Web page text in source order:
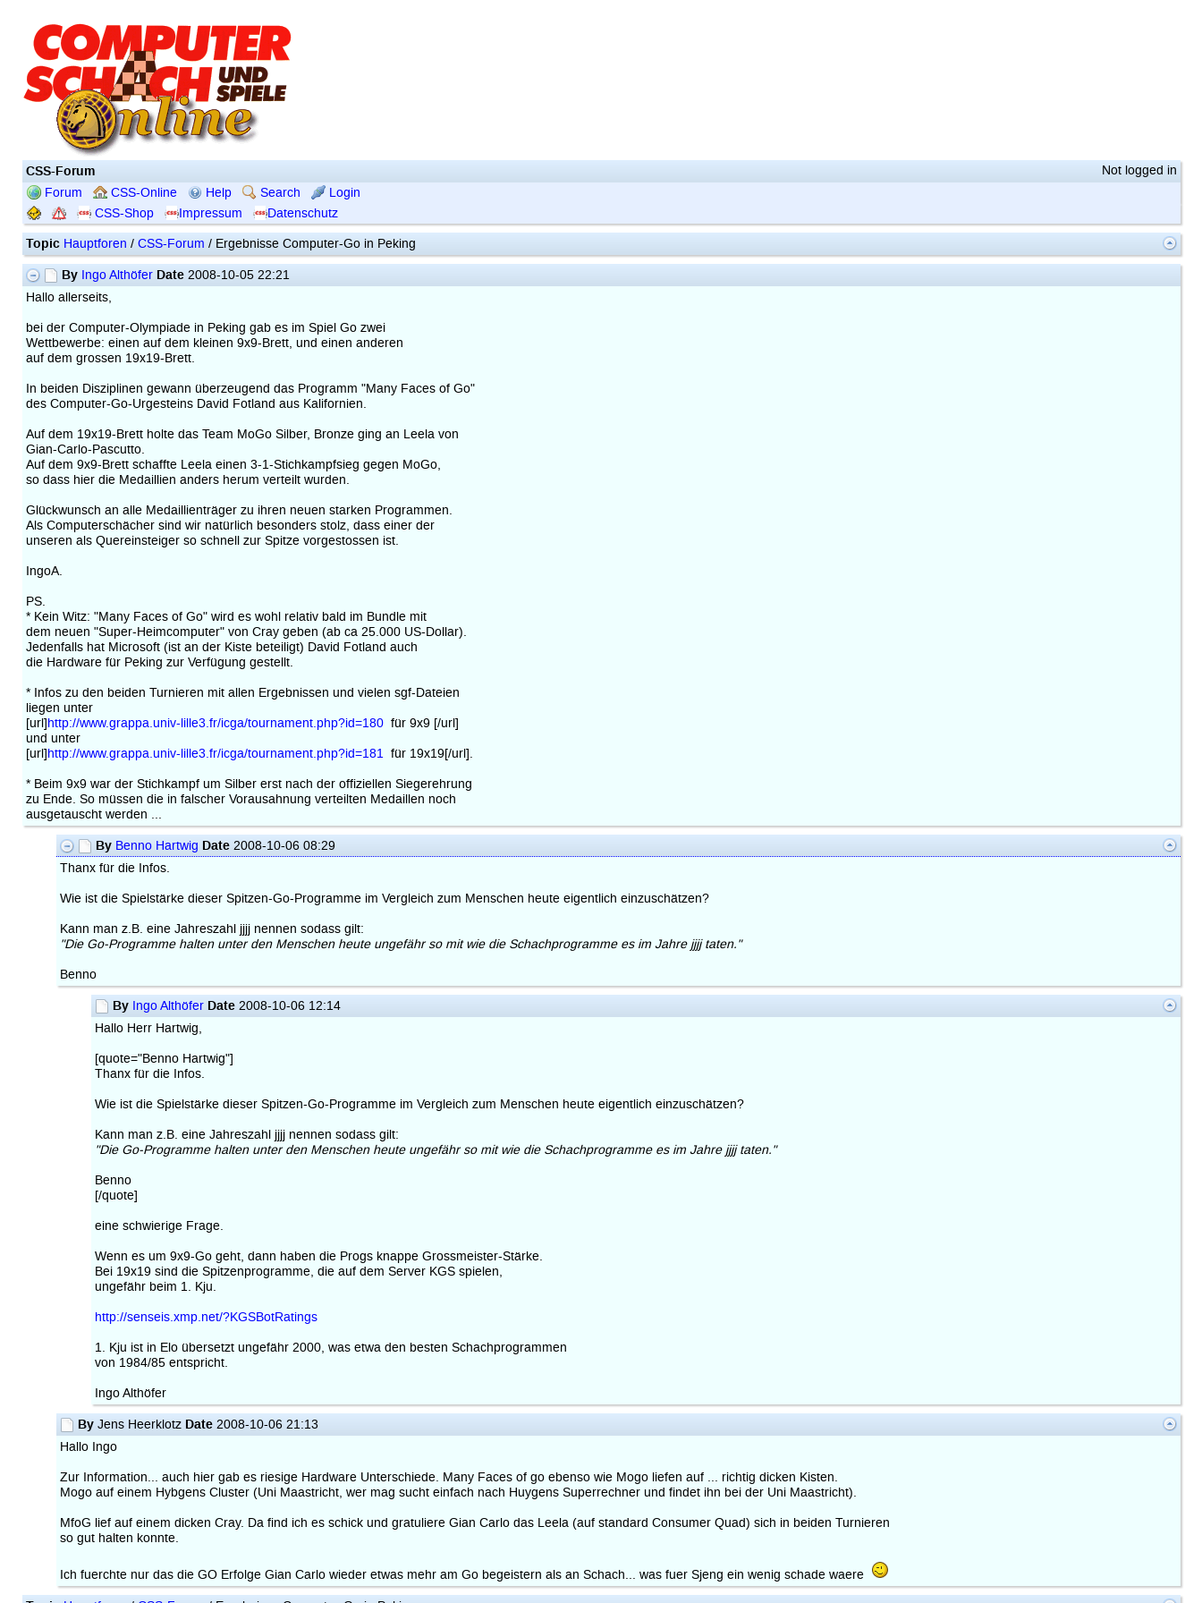
Not logged in
CSS-Forum
Forum CSS-Online Help Search
Login
CSS-Shop
Impressum Datenschutz
Topic Hauptforen / CSS-Forum / Ergebnisse Computer-Go in Peking
By Ingo Althöfer Date2008-10-05 22:21
Hallo allerseits,
bei der Computer-Olympiade in Peking gab es im Spiel Go zwei
Wettbewerbe: einen auf dem kleinen 9x9-Brett, und einen anderen
auf dem grossen 19x19-Brett.
In beiden Disziplinen gewann überzeugend das Programm "Many Faces of Go"
des Computer-Go-Urgesteins David Fotland aus Kalifornien.
Auf dem 19x19-Brett holte das Team MoGo Silber, Bronze ging an Leela von
Gian-Carlo-Pascutto.
Auf dem 9x9-Brett schaffte Leela einen 3-1-Stichkampfsieg gegen MoGo,
so dass hier die Medaillien anders herum verteilt wurden.
Glückwunsch an alle Medaillienträger zu ihren neuen starken Programmen.
Als Computerschächer sind wir natürlich besonders stolz, dass einer der
unseren als Quereinsteiger so schnell zur Spitze vorgestossen ist.
IngoA.
PS.
* Kein Witz: "Many Faces of Go" wird es wohl relativ bald im Bundle mit
dem neuen "Super-Heimcomputer" von Cray geben (ab ca 25.000 US-Dollar).
Jedenfalls hat Microsoft (ist an der Kiste beteiligt) David Fotland auch
die Hardware für Peking zur Verfügung gestellt.
* Infos zu den beiden Turnieren mit allen Ergebnissen und vielen sgf-Dateien
liegen unter
[url]http://www.grappa.univ-lille3.fr/icga/tournament.php?id=180für 9x9 [/url]
und unter
[url]http://www.grappa.univ-lille3.fr/icga/tournament.php?id=181für 19x19[/url].
* Beim 9x9 war der Stichkampf um Silber erst nach der offiziellen Siegerehrung
zu Ende. So müssen die in falscher Vorausahnung verteilten Medaillen noch
ausgetauscht werden ...
By Benno Hartwig Date 2008-10-06 08:29
Thanx für die Infos.
Wie ist die Spielstärke dieser Spitzen-Go-Programme im Vergleich zum Menschen heute eigentlich einzuschätzen?
Kann man z.B. eine Jahreszahl jjjj nennen sodass gilt:
"Die Go-Programme halten unter den Menschen heute ungefähr so mit wie die Schachprogramme es im Jahre jjjj taten."
Benno
By Ingo Althöfer Date 2008-10-06 12:14
Hallo Herr Hartwig,
[quote="Benno Hartwig"]
Thanx für die Infos.
Wie ist die Spielstärke dieser Spitzen-Go-Programme im Vergleich zum Menschen heute eigentlich einzuschätzen?
Kann man z.B. eine Jahreszahl jjjj nennen sodass gilt:
"Die Go-Programme halten unter den Menschen heute ungefähr so mit wie die Schachprogramme es im Jahre jjjj taten."
Benno
[/quote]
eine schwierige Frage.
Wenn es um 9x9-Go geht, dann haben die Progs knappe Grossmeister-Stärke.
Bei 19x19 sind die Spitzenprogramme, die auf dem Server KGS spielen,
ungefähr beim 1. Kju.
http://senseis.xmp.net/?KGSBotRatings
1. Kju ist in Elo übersetzt ungefähr 2000, was etwa den besten Schachprogrammen
von 1984/85 entspricht.
Ingo Althöfer
By Jens Heerklotz Date 2008-10-06 21:13
Hallo Ingo
Zur Information... auch hier gab es riesige Hardware Unterschiede. Many Faces of go ebenso wie Mogo liefen auf ... richtig dicken Kisten.
Mogo auf einem Hybgens Cluster (Uni Maastricht, wer mag sucht einfach nach Huygens Superrechner und findet ihn bei der Uni Maastricht).
MfoG lief auf einem dicken Cray. Da find ich es schick und gratuliere Gian Carlo das Leela (auf standard Consumer Quad) sich in beiden Turnieren
so gut halten konnte.
Ich fuerchte nur das die GO Erfolge Gian Carlo wieder etwas mehr am Go begeistern als an Schach... was fuer Sjeng ein wenig schade waere